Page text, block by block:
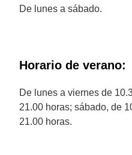
De lunes a sábado.
Horario de verano:
De lunes a viernes de
21.00 horas; sábado, de
21.00 horas.